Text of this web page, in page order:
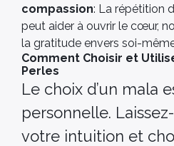
compassion: La répétition
peut aider à ouvrir le cœur,
la gratitude envers soi-
Comment Choisir et
Perles
Le choix d’un mala
personnelle.
votre intuition et